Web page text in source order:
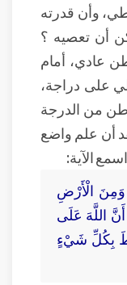
وأن قدرته
أن تعصيه ؟
عادي، أمام
على دراجة،
من الدرجة
أن علم واضع
الآية:
الْأَرْضِ
أَنَّ اللَّهَ عَلَى
بِكُلِّ شَيْءٍ